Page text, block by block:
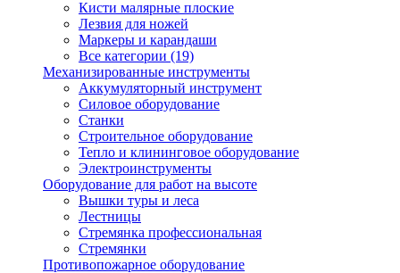
Кисти малярные плоские
Лезвия для ножей
Маркеры и карандаши
Все категории (19)
Механизированные инструменты
Аккумуляторный инструмент
Силовое оборудование
Станки
Строительное оборудование
Тепло и клининговое оборудование
Электроинструменты
Оборудование для работ на высоте
Вышки туры и леса
Лестницы
Стремянка профессиональная
Стремянки
Противопожарное оборудование